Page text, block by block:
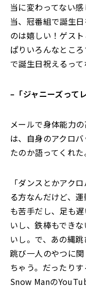
当に変わってない
当、冠番組で誕生
のは嬉しい！ゲス
ぱりいろんなとこ
で誕生日祝えるって
– 「ジャニーズっ
メールで身体能力
は、自身のアクロ
たのか語ってくれた
「ダンスとかアク
る方なんだけど、
も苦手だし、足も
いし、鉄棒もでき
いし。で、あの縄
跳び一人のやつに
ちゃう。だったり
Snow Manの